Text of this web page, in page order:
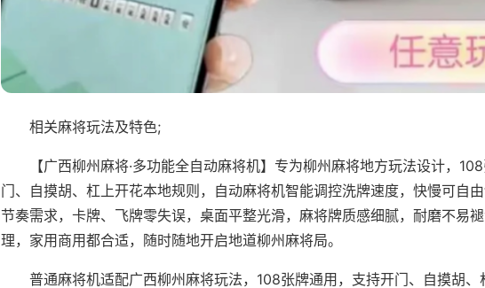
相关麻将玩法及特色;
【广西柳州麻将·多功能全自动麻将机】专为柳州麻将地方玩法设计，
门、自摸胡、杠上开花本地规则，自动麻将机智能调控洗牌速度，快慢可自
节奏需求，卡牌、飞牌零失误，桌面平整光滑，麻将牌质感细腻，耐磨不易
理，家用商用都合适，随时随地开启地道柳州麻将局。
普通麻将机适配广西柳州麻将玩法，108张牌通用，支持开门、自摸胡